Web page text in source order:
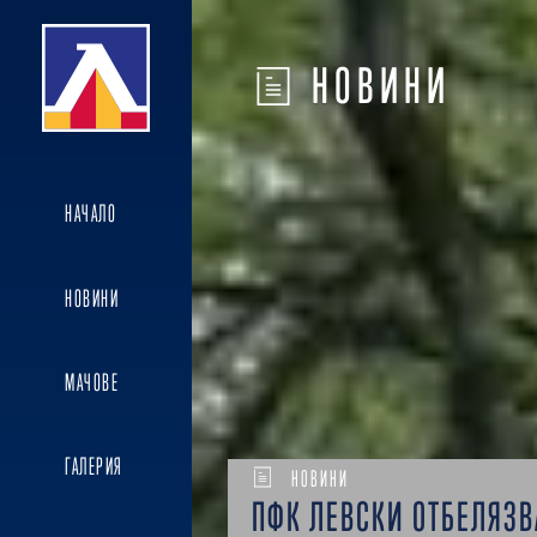
НАЧАЛО
НОВИНИ
МАЧОВЕ
ГАЛЕРИЯ
НОВИНИ
НОВИНИ
ПФК ЛЕВСКИ